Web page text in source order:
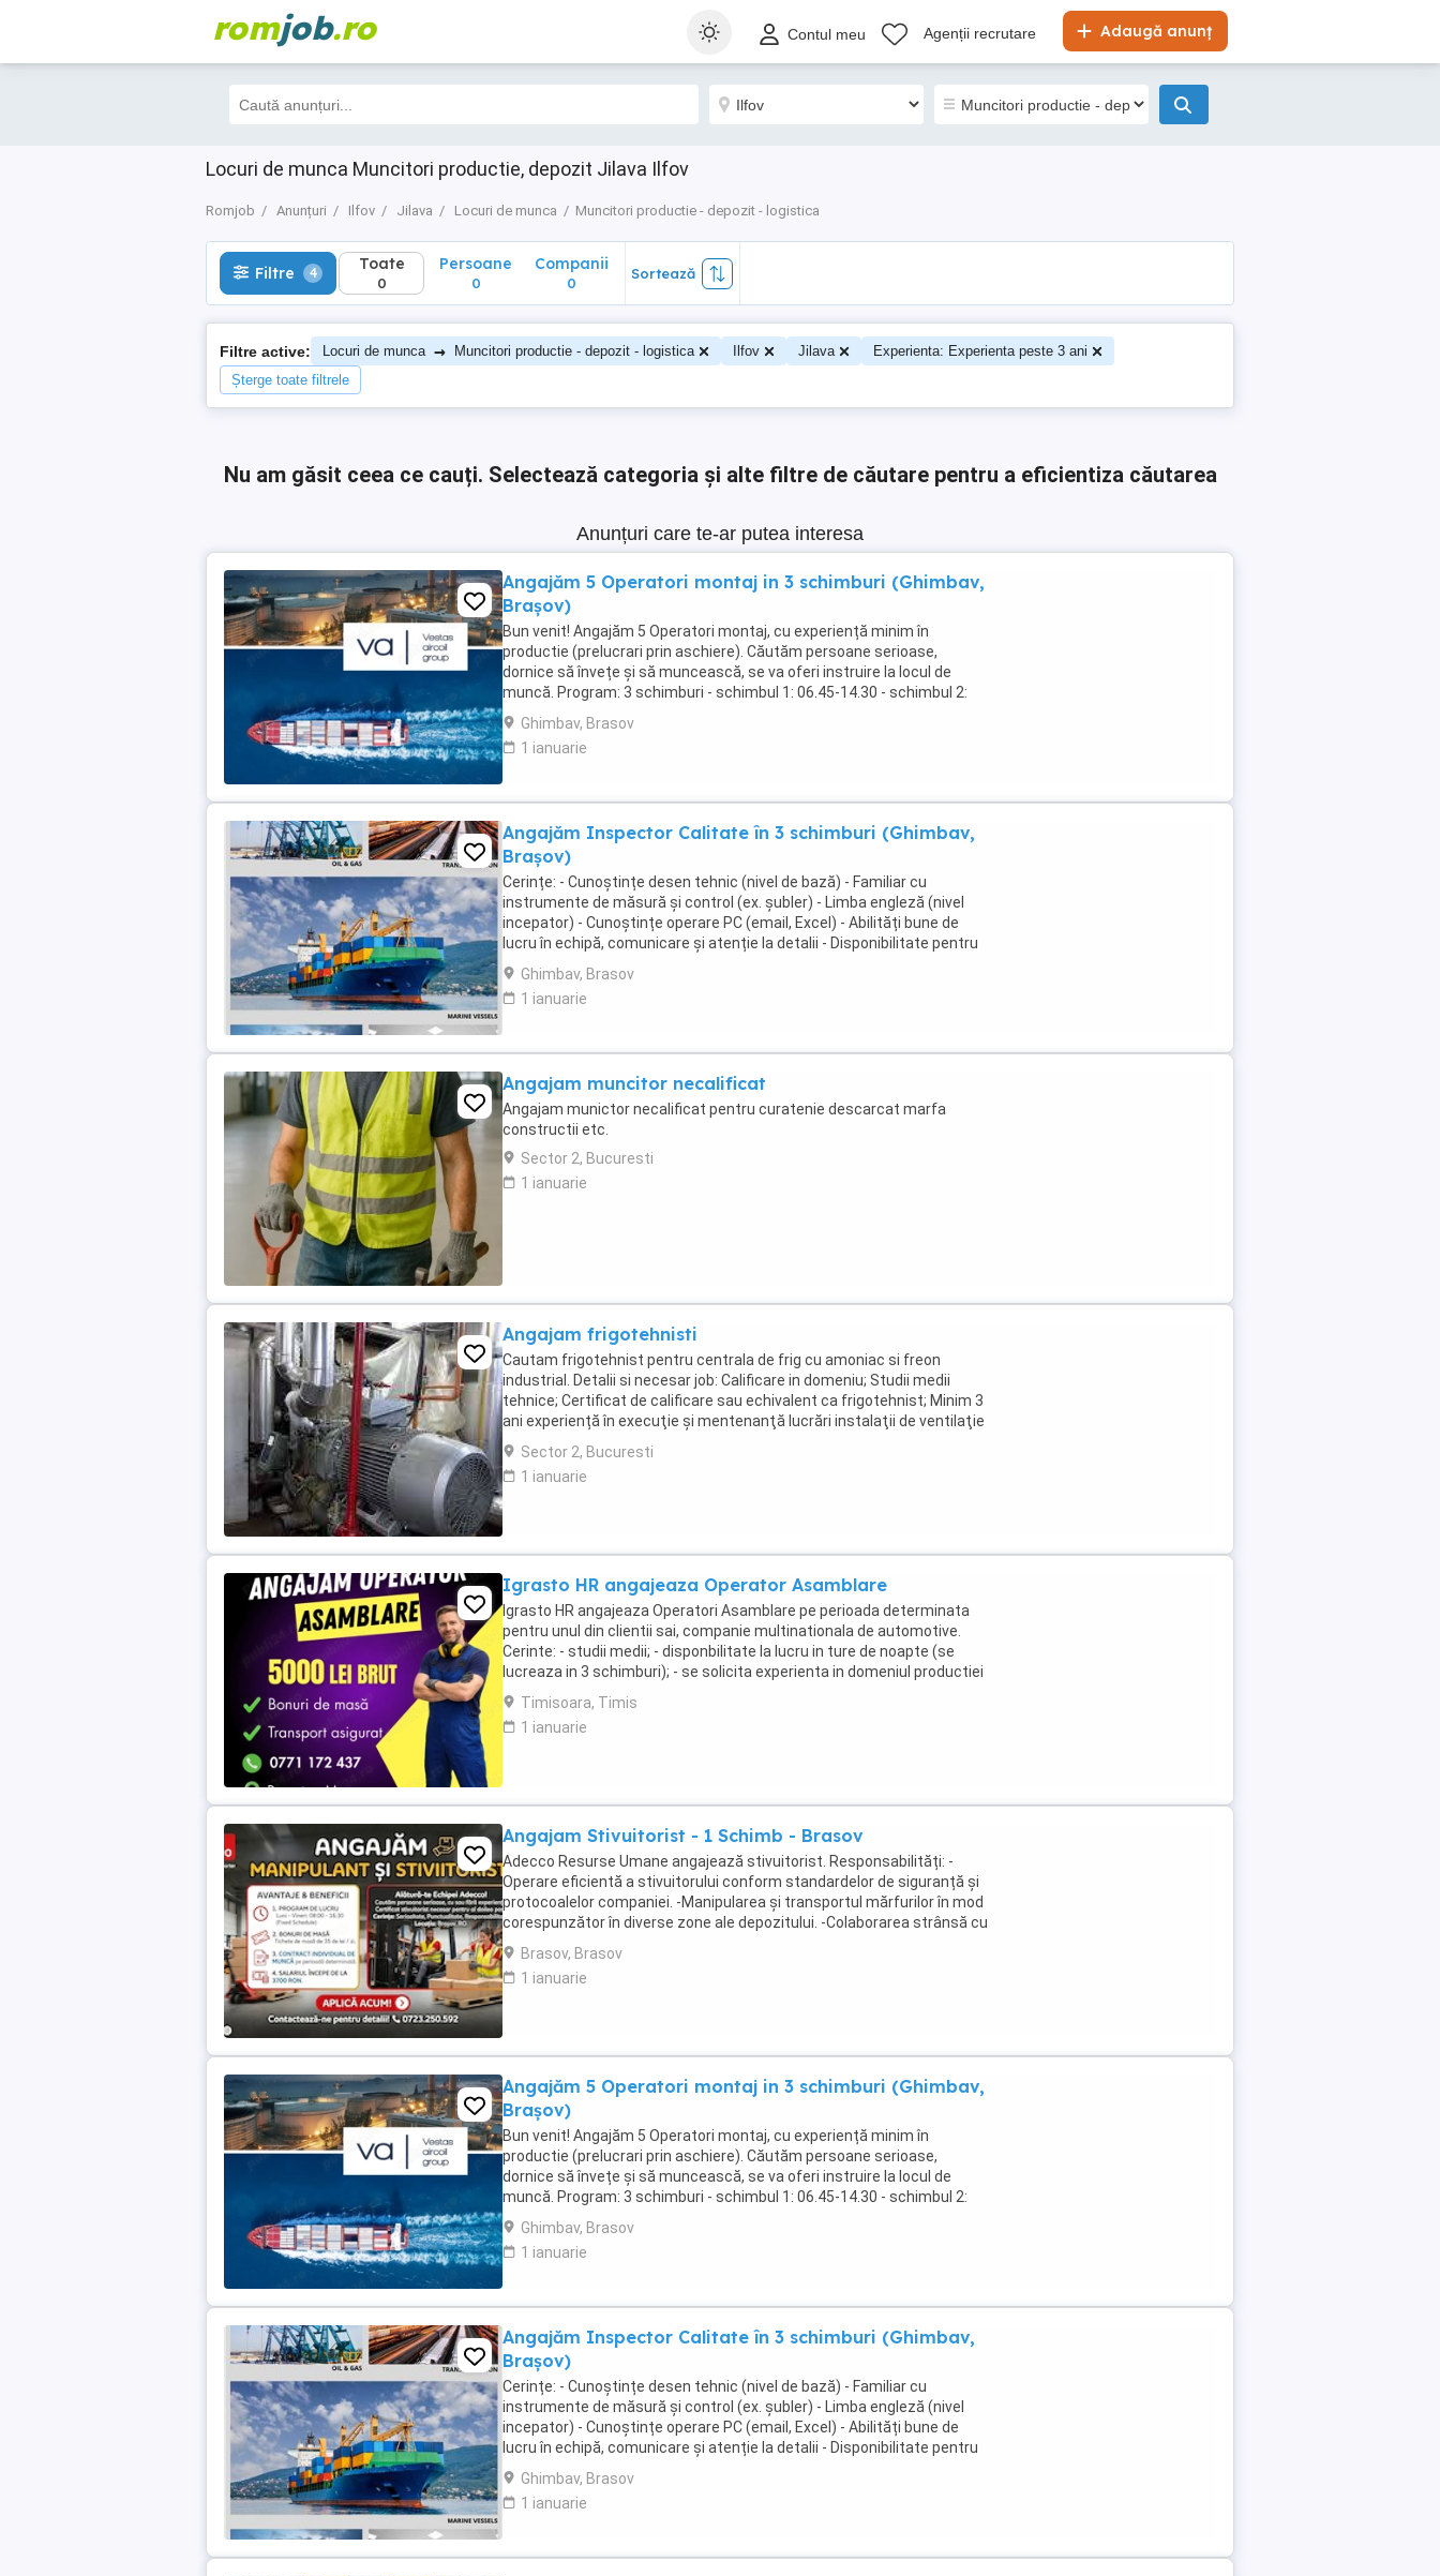
romjob.ro Adaugă anunț
Contul meu Agenții recrutare
Locuri de munca Muncitori productie, depozit Jilava Ilfov
Romjob Anunțuri Ilfov Jilava Locuri de munca Muncitori productie - depozit - logistica
Filtre 4 Toate
0
Filtre 4 Toate
0
Persoane
0
Companii
0
Sortează
Filtre active: Locuri de munca → Muncitori productie - depozit - logistica Ilfov Jilava
Experienta: Experienta peste 3 ani
Șterge toate filtrele
Nu am găsit ceea ce cauți. Selectează categoria și alte filtre de căutare pentru a eficientiza căutarea
Anunțuri care te-ar putea interesa
Angajăm 5 Operatori montaj in 3 schimburi (Ghimbav,
Brașov)
Bun venit! Angajăm 5 Operatori montaj, cu experiență minim în
productie (prelucrari prin aschiere). Căutăm persoane serioase,
dornice să învețe și să muncească, se va oferi instruire la locul de
muncă. Program: 3 schimburi - schimbul 1: 06.45-14.30 - schimbul 2:
14.30-22.30 - schimbul 3: 22.30-6:30 ...
Ghimbav, Brasov
1 ianuarie
Angajăm Inspector Calitate în 3 schimburi (Ghimbav,
Brașov)
Cerințe: - Cunoștințe desen tehnic (nivel de bază) - Familiar cu
instrumente de măsură și control (ex. șubler) - Limba engleză (nivel
incepator) - Cunoștințe operare PC (email, Excel) - Abilități bune de
lucru în echipă, comunicare și atenție la detalii - Disponibilitate pentru
lucru în 3 schimburi ...
Ghimbav, Brasov
1 ianuarie
Angajam muncitor necalificat
Angajam munictor necalificat pentru curatenie descarcat marfa
constructii etc.
Sector 2, Bucuresti
1 ianuarie
Angajam frigotehnisti
Cautam frigotehnist pentru centrala de frig cu amoniac si freon
industrial. Detalii si necesar job: Calificare in domeniu; Studii medii
tehnice; Certificat de calificare sau echivalent ca frigotehnist; Minim 3
ani experiență în execuţie şi mentenanţă lucrări instalaţii de ventilaţie
şi climatizare complexe; Cunoştinţe ...
Sector 2, Bucuresti
1 ianuarie
Igrasto HR angajeaza Operator Asamblare
Igrasto HR angajeaza Operatori Asamblare pe perioada determinata
pentru unul din clientii sai, companie multinationala de automotive.
Cerinte: - studii medii; - disponbilitate la lucru in ture de noapte (se
lucreaza in 3 schimburi); - se solicita experienta in domeniul productiei
automotive, ideal ...
Timisoara, Timis
1 ianuarie
Angajam Stivuitorist - 1 Schimb - Brasov
Adecco Resurse Umane angajează stivuitorist. Responsabilități: -
Operare eficientă a stivuitorului conform standardelor de siguranță și
protocoalelor companiei. -Manipularea și transportul mărfurilor în mod
corespunzător în diverse zone ale depozitului. -Colaborarea strânsă cu
echipa pentru asigurarea ...
Brasov, Brasov
1 ianuarie
Angajăm 5 Operatori montaj in 3 schimburi (Ghimbav,
Brașov)
Bun venit! Angajăm 5 Operatori montaj, cu experiență minim în
productie (prelucrari prin aschiere). Căutăm persoane serioase,
dornice să învețe și să muncească, se va oferi instruire la locul de
muncă. Program: 3 schimburi - schimbul 1: 06.45-14.30 - schimbul 2:
14.30-22.30 - schimbul 3: 22.30-6:30 ...
Ghimbav, Brasov
1 ianuarie
Angajăm Inspector Calitate în 3 schimburi (Ghimbav,
Brașov)
Cerințe: - Cunoștințe desen tehnic (nivel de bază) - Familiar cu
instrumente de măsură și control (ex. șubler) - Limba engleză (nivel
incepator) - Cunoștințe operare PC (email, Excel) - Abilități bune de
lucru în echipă, comunicare și atenție la detalii - Disponibilitate pentru
lucru în 3 schimburi ...
Ghimbav, Brasov
1 ianuarie